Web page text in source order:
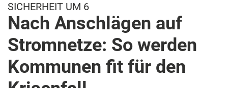
SICHERHEIT UM 6
Nach Anschlägen auf
Stromnetze: So werden
Kommunen fit für den